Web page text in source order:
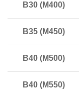
В30 (М400)
В35 (М450)
В40 (М500)
В40 (М550)